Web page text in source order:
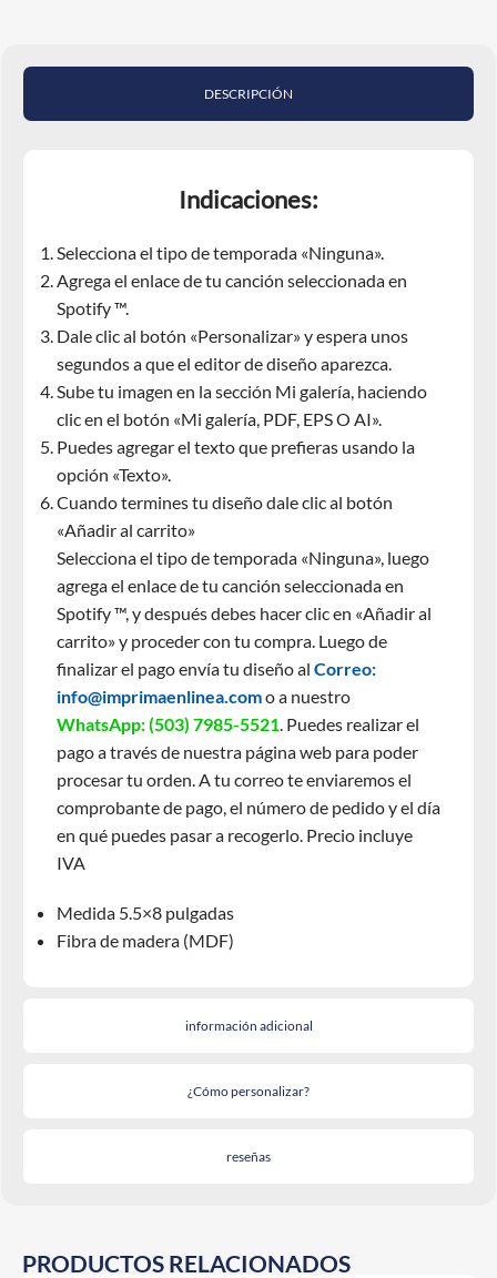
DESCRIPCIÓN
información adicional
¿Cómo personalizar?
reseñas
Indicaciones:
Selecciona el tipo de temporada «Ninguna».
Agrega el enlace de tu canción seleccionada en
Spotify ™.
Dale clic al botón «Personalizar» y espera unos
segundos a que el editor de diseño aparezca.
Sube tu imagen en la sección Mi galería, haciendo
clic en el botón «Mi galería, PDF, EPS O AI».
Puedes agregar el texto que prefieras usando la
opción «Texto».
Cuando termines tu diseño dale clic al botón
«Añadir al carrito»
Selecciona el tipo de temporada «Ninguna», luego
agrega el enlace de tu canción seleccionada en
Spotify ™, y después debes hacer clic en «Añadir al
carrito» y proceder con tu compra. Luego de
finalizar el pago envía tu diseño al Correo:
info@imprimaenlinea.como a nuestro
WhatsApp:(503) 7985-5521 . Puedes realizar el
pago a través de nuestra página web para poder
procesar tu orden. A tu correo te enviaremos el
comprobante de pago, el número de pedido y el día
en qué puedes pasar a recogerlo. Precio incluye
IVA
Medida 5.5×8 pulgadas
Fibra de madera (MDF)
PRODUCTOS RELACIONADOS